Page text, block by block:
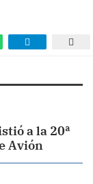
a la 20ª
Avión